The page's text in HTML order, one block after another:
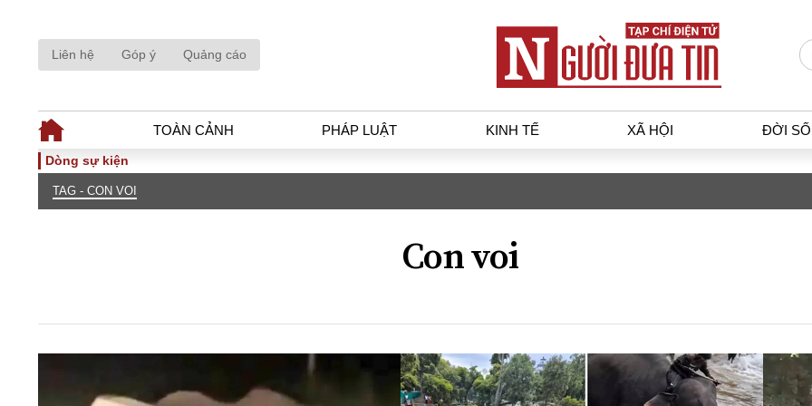
Liên hệ Góp ý Quảng cáo
TOÀN CẢNH PHÁP LUẬT KINH TẾ XÃ HỘI ĐỜI
TOÀN CẢNH
Thế giới
Góc nhìn luật gia
An ninh - Hình sự
Xu hướng thị trường
Tiêu dùng và dư luận
Công nghệ
Giao
Dòng sự kiện Kỳ
TAG - CON VOI
Con voi